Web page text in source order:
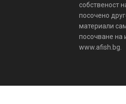
собственост
посочено
материали
посочване на
www.afish.bg.